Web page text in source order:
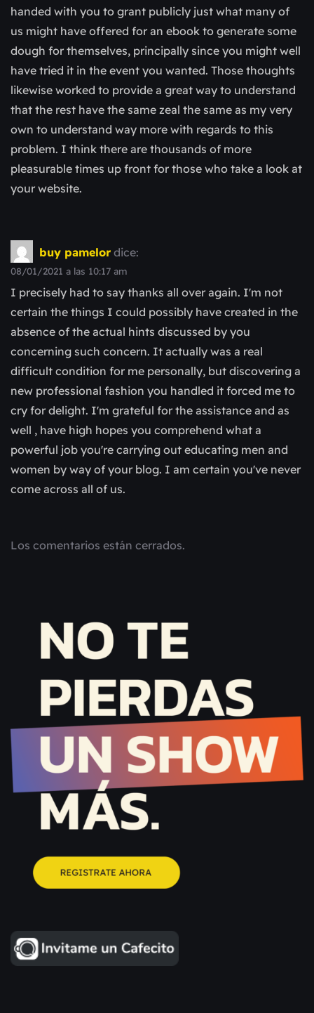
handed with you to grant publicly just what many of
us might have offered for an ebook to generate some
dough for themselves, principally since you might well
have tried it in the event you wanted. Those thoughts
likewise worked to provide a great way to understand
that the rest have the same zeal the same as my very
own to understand way more with regards to this
problem. I think there are thousands of more
pleasurable times up front for those who take a look at
your website.
buy pamelor dice:
08/01/2021 a las 10:17 am
I precisely had to say thanks all over again. I'm not
certain the things I could possibly have created in the
absence of the actual hints discussed by you
concerning such concern. It actually was a real
difficult condition for me personally, but discovering a
new professional fashion you handled it forced me to
cry for delight. I'm grateful for the assistance and as
well , have high hopes you comprehend what a
powerful job you're carrying out educating men and
women by way of your blog. I am certain you've never
come across all of us.
Los comentarios están cerrados.